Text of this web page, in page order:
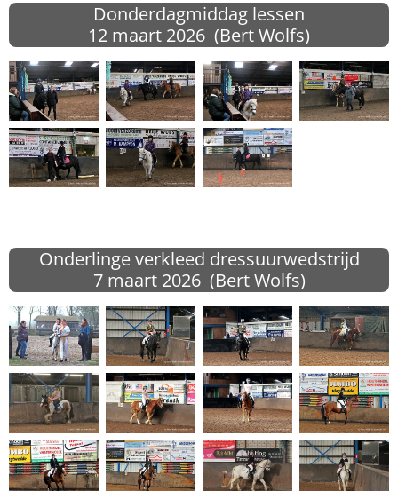
Donderdagmiddag lessen
12 maart 2026 (Bert Wolfs)
Onderlinge verkleed dressuurwedstrijd
7 maart 2026 (Bert Wolfs)